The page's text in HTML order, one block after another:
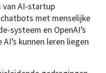
van AI-startup
met menselijke
systeem en OpenAI’s
kunnen leren liegen